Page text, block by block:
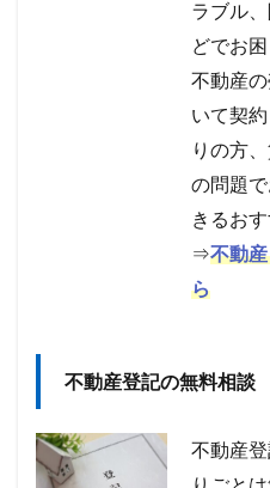
ラブル
どでお
不動産
いて契
りの方
の問題
きるお
⇒不動
ら
不動産登記の無料相談
不動産